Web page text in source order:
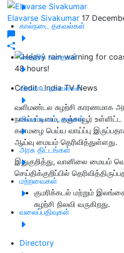
கால்நடை தகவல்கள்
வெற்றிக் கதைகள்
விவசாய தகவல்கள்
விவசாய பட்டறைகள்
அரசு திட்டங்கள்
மற்றவைகள்
வலைப்பதிவுகள்
Directory
Elavarse Sivakumar 17
Credit : India TV News
வளிமண்டல சுழற்சி காரணமாக
நாகப்பட்டினம், தஞ்சாவூர்
கனமழை பெய்ய வாய்ப்பு
ஆய்வு மையம் தெரிவித்துள்ளது.
இதுகுறித்து, வானிலை மையம்
செய்திக்குறிப்பில்
குமரிக்கடல் மற்றும்
சுழற்சி நிலவி வருகிறது.